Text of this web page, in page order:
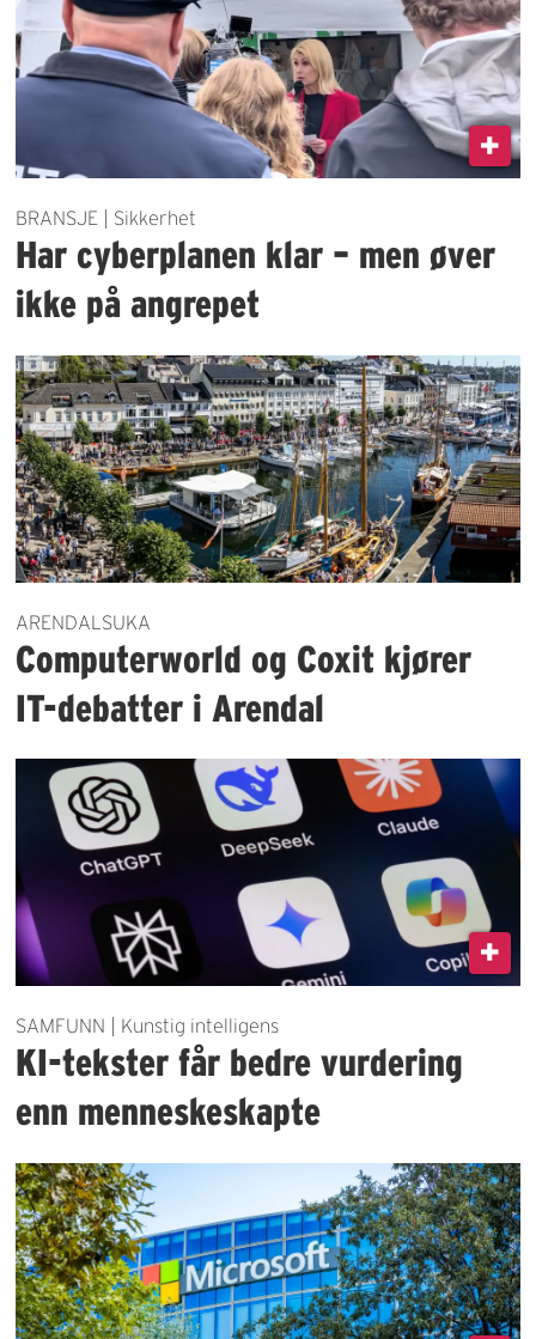
BRANSJE | Sikkerhet
Har cyberplanen klar – men øver
ikke på angrepet
ARENDALSUKA
Computerworld og Coxit kjører
IT-debatter i Arendal
SAMFUNN | Kunstig intelligens
KI-tekster får bedre vurdering
enn menneskeskapte